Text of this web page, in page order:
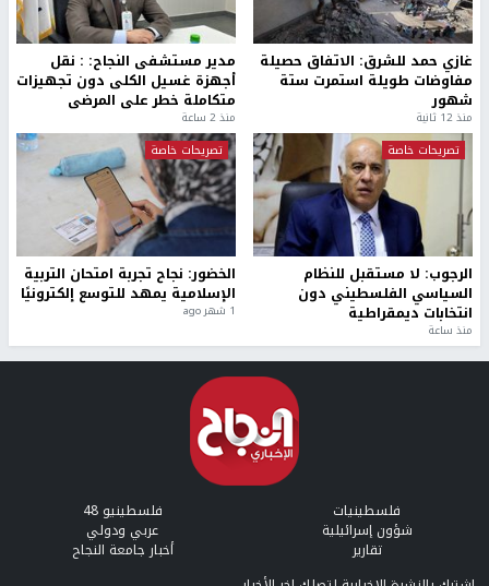
غازي حمد للشرق: الاتفاق حصيلة
مفاوضات طويلة استمرت ستة
شهور
منذ 12 ثانية
مدير مستشفى النجاح: : نقل
أجهزة غسيل الكلى دون تجهيزات
متكاملة خطر على المرضى
منذ 2 ساعة
تصريحات خاصة
الرجوب: لا مستقبل للنظام
السياسي الفلسطيني دون
انتخابات ديمقراطية
منذ ساعة
تصريحات خاصة
الخضور: نجاح تجربة امتحان التربية
الإسلامية يمهد للتوسع إلكترونيًا
1 شهر ago
فلسطينيات فلسطينيو 48
شؤون إسرائيلية عربي ودولي
تقارير
أخبار جامعة النجاح